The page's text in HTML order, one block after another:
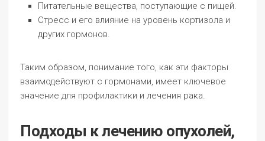
Питательные вещества, поступающие с пищей.
Стресс и его влияние на уровень кортизола и
других гормонов.
Таким образом, понимание того, как эти факторы
взаимодействуют с гормонами, имеет ключевое
значение для профилактики и лечения рака.
Подходы к лечению опухолей,